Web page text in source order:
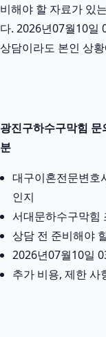
비해야 할 자료가 있
다. 2026년07월10일
상담이라도 본인 상
광진구하수구막힘
분
대구이혼전문변호
인지
서대문하수구막힘
상담 전 준비해야
2026년07월10일
추가 비용, 제한 사